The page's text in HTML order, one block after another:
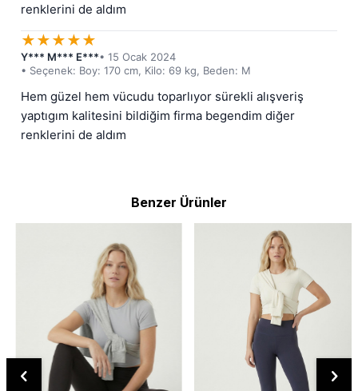
renklerini de aldım
★★★★★
Y*** M*** E***• 15 Ocak 2024
• Seçenek: Boy: 170 cm, Kilo: 69 kg, Beden: M
Hem güzel hem vücudu toparlıyor sürekli alışveriş
yaptıgım kalitesini bildiğim firma begendim diğer
renklerini de aldım
Benzer Ürünler